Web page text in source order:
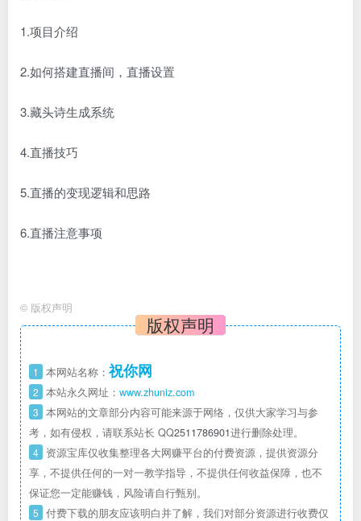
1.项目介绍
2.如何搭建直播间，直播设置
3.藏头诗生成系统
4.直播技巧
5.直播的变现逻辑和思路
6.直播注意事项
© 版权声明
版权声明
1 本网站名称： 祝你网
2 本站永久网址： www.zhuniz.com
3 本网站的文章部分内容可能来源于网络，仅供大家学习与参
考，如有侵权，请联系站长 QQ2511786901进行删除处理。
4 资源宝库仅收集整理各大网赚平台的付费资源，提供资源分
享，不提供任何的一对一教学指导，不提供任何收益保障，也不
保证您一定能赚钱，风险请自行甄别。
5 付费下载的朋友应该明白并了解，我们对部分资源进行收费仅